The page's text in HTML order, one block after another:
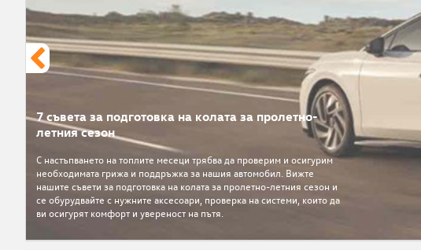
7 съвета за подготовка на колата за пролетно-
летния сезон
С настъпването на топлите месеци трябва да проверим и oсигурим
необходимата грижа и поддръжка за нашия автомобил. Вижте
нашите съвети за подготовка на колата за пролетно-летния сезон и
се обурудвайте с нужните аксесоари, проверка на системи, които да
ви осигурят комфорт и увереност на пътя.